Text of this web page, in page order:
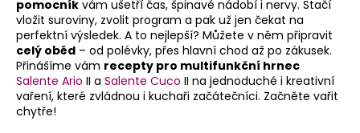
pomocník vám ušetří čas, špinavé nádobí i nervy. Stačí
vložit suroviny, zvolit program a pak už jen čekat na
perfektní výsledek. A to nejlepší? Můžete v něm připravit
celý oběd – od polévky, přes hlavní chod až po zákusek.
Přinášíme vám recepty pro multifunkční hrnec
Salente Ario II a Salente Cuco II na jednoduché i kreativní
vaření, které zvládnou i kuchaři začátečníci. Začněte vařit
chytře!
u
j
e
t
e